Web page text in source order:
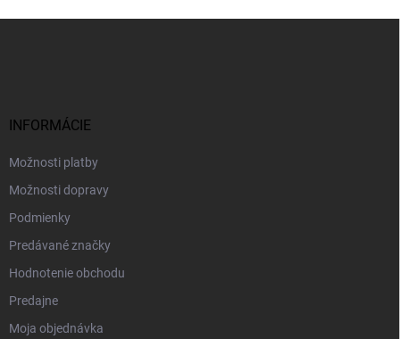
INFORMÁCIE
Možnosti platby
Možnosti dopravy
Podmienky
Predávané značky
Hodnotenie obchodu
Predajne
Moja objednávka